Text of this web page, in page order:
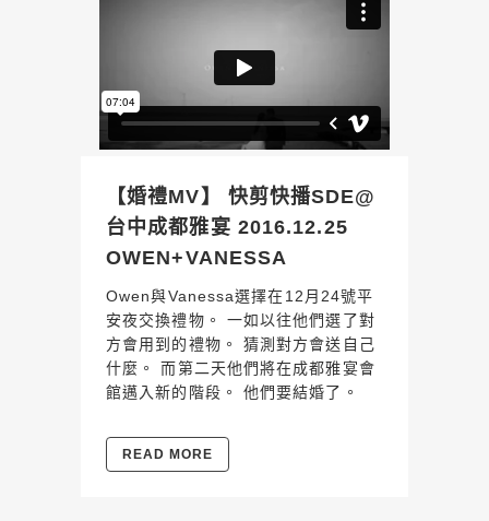
【婚禮MV】 快剪快播SDE@
台中成都雅宴 2016.12.25
OWEN+VANESSA
Owen與Vanessa選擇在12月24號平
安夜交換禮物。 一如以往他們選了對
方會用到的禮物。 猜測對方會送自己
什麼。 而第二天他們將在成都雅宴會
館邁入新的階段。 他們要結婚了。
READ MORE